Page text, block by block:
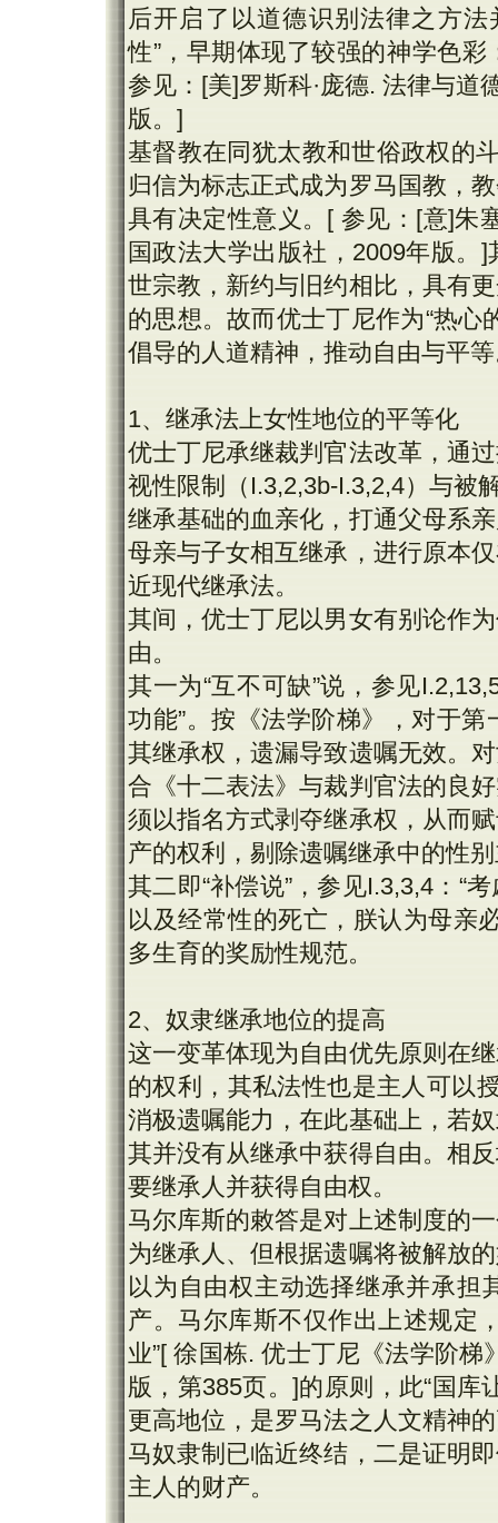
后开启了以道德识别法律之方
性”，早期体现了较强的神学色
参见：[美]罗斯科·庞德. 法律与道
版。]
基督教在同犹太教和世俗政权的
归信为标志正式成为罗马国教，
具有决定性意义。[ 参见：[意]朱
国政法大学出版社，2009年版。
世宗教，新约与旧约相比，具有
的思想。故而优士丁尼作为“热心
倡导的人道精神，推动自由与平
1、继承法上女性地位的平等化
优士丁尼承继裁判官法改革，通
视性限制（I.3,2,3b-I.3,2,4）与被
继承基础的血亲化，打通父母系
母亲与子女相互继承，进行原本
近现代继承法。
其间，优士丁尼以男女有别论作
由。
其一为“互不可缺”说，参见
功能”。按《法学阶梯》，对于
其继承权，遗漏导致遗嘱无效。
合《十二表法》与裁判官法的良
须以指名方式剥夺继承权，从而
产的权利，剔除遗嘱继承中的性
其二即“补偿说”，参见I.3,3,4：“
以及经常性的死亡，朕认为母亲
多生育的奖励性规范。
2、奴隶继承地位的提高
这一变革体现为自由优先原则在
的权利，其私法性也是主人可以
消极遗嘱能力，在此基础上，若
其并没有从继承中获得自由。相
要继承人并获得自由权。
马尔库斯的敕答是对上述制度的
为继承人、但根据遗嘱将被解放
以为自由权主动选择继承并承担
产。马尔库斯不仅作出上述规定
业”[ 徐国栋. 优士丁尼《法学阶
版，第385页。]的原则，此“国库
更高地位，是罗马法之人文精神
马奴隶制已临近终结，二是证明
主人的财产。